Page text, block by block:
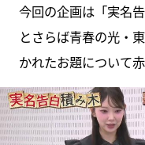
今回の企画は「実名
とさらば青春の光・
かれたお題について